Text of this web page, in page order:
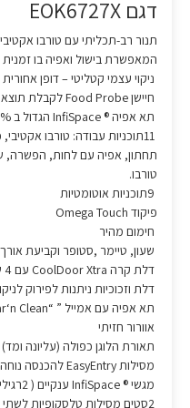
דגם EOK6727X
המאפשרת בישול ואפיה בו
ניקוי עצמי קטליטי – דופן
חיישן Food Probe לקבלת תוצאות בישול ומידת עשייה מדויקות
תא אפיה ® InfiSpace הגדול ב % 20 מול תא אפיה קלאסי
11תוכניות עבודה: טורבו
תחתון, אפיה עם לחות, הפשרה,
טורבו.
פיקוד Omega Touch
חימום מהיר
שעון, טיימר ,סטופר וקביעת
דלת קרה CoolDoor Xtra עם 4 שכבות זכוכית רפלקטור
דלת וזכוכיות ניתנות לפירוק
תא אפיה עם אמייל ” “Clear‘n Clean לניקוי קל במיוחד
אוורור חזיתי
תאורת הלוגן כפולה (עליונה ומד)
מסילות EasyEntry להכנסה נוחה של תבניות
מגשי ® InfiSpace ענקיים ( 2רגילים, 1עמוק, 1רשת)